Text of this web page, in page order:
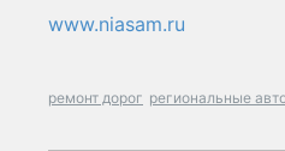
www.niasam.ru
ремонт дорог региональные